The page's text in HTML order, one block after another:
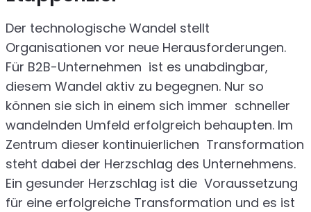
Der technologische Wandel stellt
Organisationen vor neue Herausforderungen.
Für B2B-Unternehmen ist es unabdingbar,
diesem Wandel aktiv zu begegnen. Nur so
können sie sich in einem sich immer schneller
wandelnden Umfeld erfolgreich behaupten. Im
Zentrum dieser kontinuierlichen Transformation
steht dabei der Herzschlag des Unternehmens.
Ein gesunder Herzschlag ist die Voraussetzung
für eine erfolgreiche Transformation und es ist